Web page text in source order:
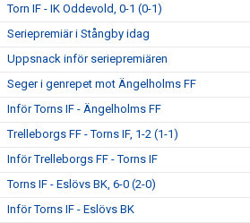
Torn IF - IK Oddevold, 0-1 (0-1)
Seriepremiär i Stångby idag
Uppsnack inför seriepremiären
Seger i genrepet mot Ängelholms FF
Inför Torns IF - Ängelholms FF
Trelleborgs FF - Torns IF, 1-2 (1-1)
Inför Trelleborgs FF - Torns IF
Torns IF - Eslövs BK, 6-0 (2-0)
Inför Torns IF - Eslövs BK